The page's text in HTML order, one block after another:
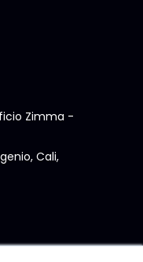
Zimma -
Cali,